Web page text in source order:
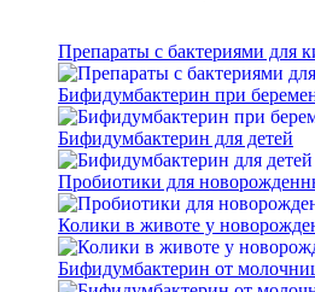
Препараты с бактериями для
Бифидумбактерин при
Бифидумбактерин для детей
Пробиотики для
Колики в животе у
Бифидумбактерин от